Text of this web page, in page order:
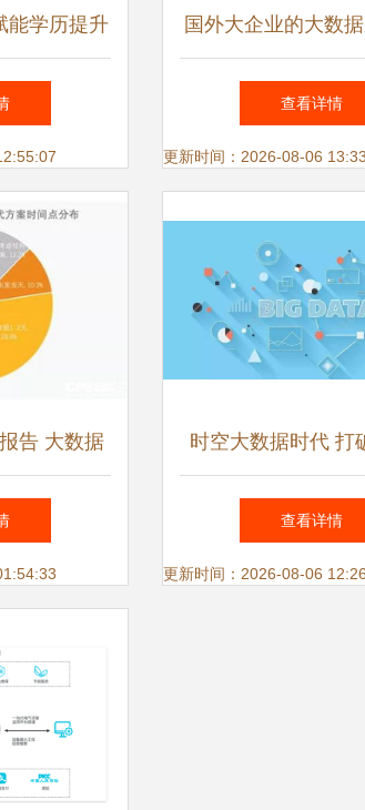
能学历提升
的策略与
国外大企业的大数
经典案例揭示数据服
潜力
查看详情
更新时间：2026-08-06
告 大数据
家之路
时空大数据时代 打
篱，开启服务新
查看详情
更新时间：2026-08-06